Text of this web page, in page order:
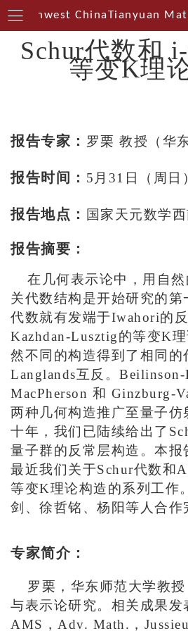
Southwest ChinaTianyuan
Schur代数和
等变K理
报告专家： 罗栗 教授（华
报告时间： 5月31日（周日
报告地点： 国家天元数学
报告摘要：
在几何表示论中，用自
关代数结构是开始研究的第
代数就有发端于Iwahori的
Kazhdan-Lusztig的等变K
然不同的构造得到了相同的
Langlands互反。
MacPherson 和 Ginzburg-
两种几何构造推广至量子
十年，我们已陆续给出了
量子群的反常层构造。本报
最近我们关于Schur代数和
等变K理论构造的系列工作
剑、徐哲铭、杨阳等人合作
专家简介：
罗栗，华东师范大学教
与表示论研究。相关成果发
AMS，Adv. Math.，